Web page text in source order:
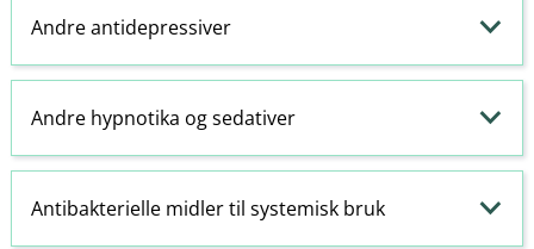
Andre antidepressiver
Andre hypnotika ogsedativer
Antibakterielle midler til systemisk bruk